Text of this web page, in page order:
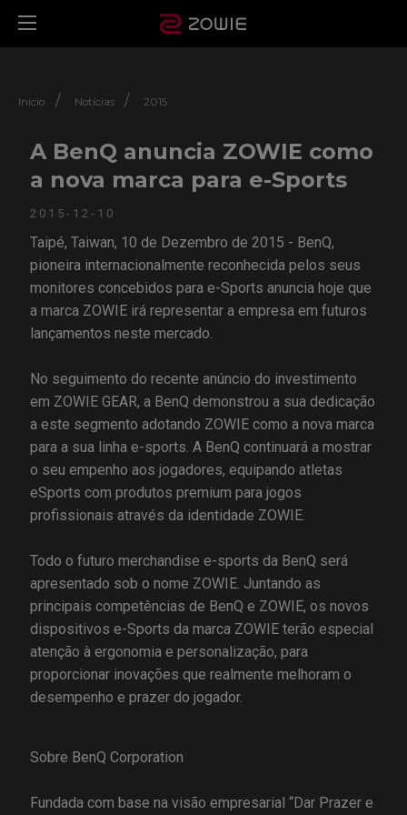
Início / Notícias / 2015
A BenQ anuncia ZOWIE como
a nova marca para e-Sports
2015-12-10
Taipé, Taiwan, 10 de Dezembro de 2015 - BenQ,
pioneira internacionalmente reconhecida pelos seus
monitores concebidos para e-Sports anuncia hoje que
a marca ZOWIE irá representar a empresa em futuros
lançamentos neste mercado.
No seguimento do recente anúncio do investimento
em ZOWIE GEAR, a BenQ demonstrou a sua dedicação
a este segmento adotando ZOWIE como a nova marca
para a sua linha e-sports. A BenQ continuará a mostrar
o seu empenho aos jogadores, equipando atletas
eSports com produtos premium para jogos
profissionais através da identidade ZOWIE.
Todo o futuro merchandise e-sports da BenQ será
apresentado sob o nome ZOWIE. Juntando as
principais competências de BenQ e ZOWIE, os novos
dispositivos e-Sports da marca ZOWIE terão especial
atenção à ergonomia e personalização, para
proporcionar inovações que realmente melhoram o
desempenho e prazer do jogador.
Sobre BenQ Corporation
Fundada com base na visão empresarial “Dar Prazer e